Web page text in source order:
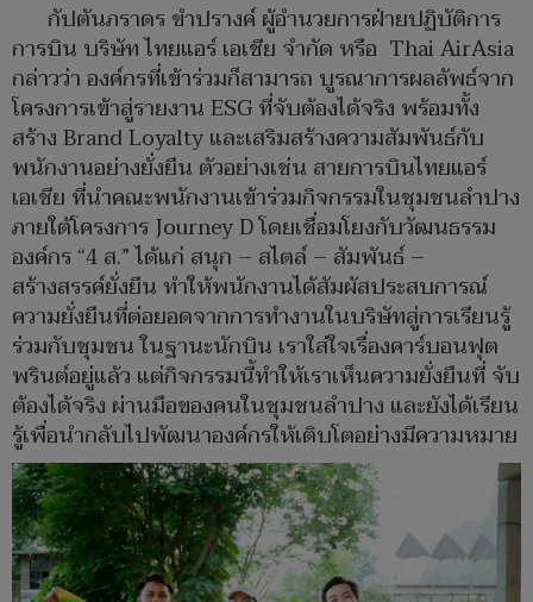
กัปตันภราดร ขำปรางค์ ผู้อำนวยการฝ่ายปฏิบัติการ
การบิน บริษัท ไทยแอร์ เอเชีย จำกัด หรือ Thai AirAsia
กล่าวว่า องค์กรที่เข้าร่วมก็สามารถ บูรณาการผลลัพธ์จาก
โครงการเข้าสู่รายงาน ESG ที่จับต้องได้จริง พร้อมทั้ง
สร้าง Brand Loyalty และเสริมสร้างความสัมพันธ์กับ
พนักงานอย่างยั่งยืน ตัวอย่างเช่น สายการบินไทยแอร์
เอเชีย ที่นำคณะพนักงานเข้าร่วมกิจกรรมในชุมชนลำปาง
ภายใต้โครงการ Journey D โดยเชื่อมโยงกับวัฒนธรรม
องค์กร “4 ส.” ได้แก่ สนุก – สไตล์ – สัมพันธ์ –
สร้างสรรค์ยั่งยืน ทำให้พนักงานได้สัมผัสประสบการณ์
ความยั่งยืนที่ต่อยอดจากการทำงานในบริษัทสู่การเรียนรู้
ร่วมกับชุมชน ในฐานะนักบิน เราใส่ใจเรื่องคาร์บอนฟุต
พรินต์อยู่แล้ว แต่กิจกรรมนี้ทำให้เราเห็นความยั่งยืนที่ จับ
ต้องได้จริง ผ่านมือของคนในชุมชนลำปาง และยังได้เรียน
รู้เพื่อนำกลับไปพัฒนาองค์กรให้เติบโตอย่างมีความหมาย